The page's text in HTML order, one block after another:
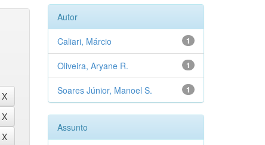
Autor
1
Caliari, Márcio
1
Oliveira, Aryane R.
1
Soares Júnior, Manoel S.
Assunto